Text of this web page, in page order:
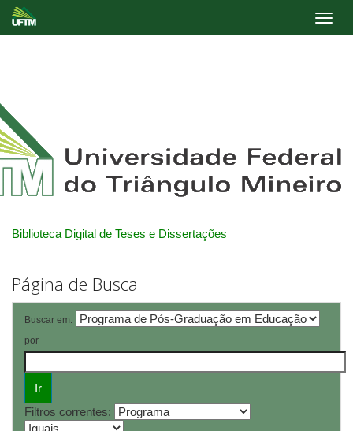
Biblioteca Digital de Teses e Dissertações
Página de Busca
Buscar em:
por
Filtros correntes: